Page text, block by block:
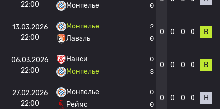
22:00
Монпелье
0
13.03.2026
22:00
Монпелье
Лаваль
2
0
0 0 0 0 В
06.03.2026
22:00
Нанси
Монпелье
0
3
0 0 0 0 В
27.02.2026
22:00
Монпелье
Реймс
0
0
0 0 0 0 Н